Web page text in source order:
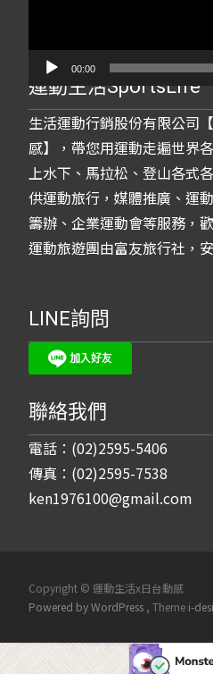
00:00
運動生活SportsLife
生活運動行銷股份有限公司
感】，帶您用運動走遍世界
上水下、馬拉松、登山各式
供運動旅行，媒體推廣、運
籌辦、企業運動會等服務，
運動旅遊團由富友旅行社，
LINE詢問
聯絡我們
電話：(02)2595-5406
傳真：(02)2595-7538
ken1976100@gmail.com
Copyright © 運動生活x日台動感
Powered by WordPress , Theme i-